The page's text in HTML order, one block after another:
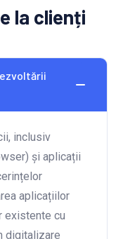
la clienți
inclusiv
și aplicații
aplicațiilor
existente cu
digitalizare